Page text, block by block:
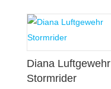
Diana Luftgewehr
Stormrider